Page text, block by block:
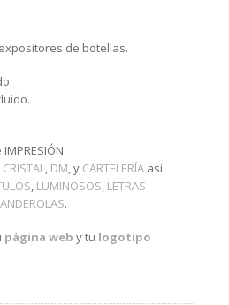
de botellas.
CRISTAL, DM, y CARTELERÍA así
, LUMINOSOS, LETRAS
.
página web y tu logotipo